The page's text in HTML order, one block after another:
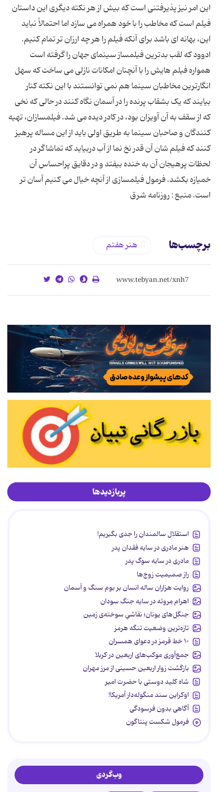
این امر نیز پذیرفتنی است که بیش از هر نکته دیگری این داستان
فیلم است که مخاطب را با خود همراه می سازد اما احتمالاً نباید
این، بهانه ای باشد برای آنکه فیلم را هر چه ارزان تر تمام کنیم.
ادوود که لقب بدترین فیلمساز سینمای جهان را گرفته است
همواره فیلم هایش را با آنچنان امکانات نازلی می ساخت که سهل
انگارترین مخاطبان سینما هم نمی توانستند با این نکته کنار
بیایند که یک بشقاب پرنده را در آسمان نگاه کنند در حالی که نخی
که از سقف به آن آویزان بود، در کادر دیده می شد. فیلمسازان، تهیه
کنندگان و صاحبان سینما به طریق اولی باید از این مساله پرهیز
کنند که فیلم شان آن قدر نخ نما از آب دربیاید که تماشاگر در
لحظات پرهیجان آن به خنده بیفتد و در دقایق پراحساس آن
خمیازه بکشد. فرمول فیلمسازی از آنچه خیال می کنیم آسان تر
است. منبع : روزنامه شرق
برچسب‌ها هنر هفتم
پربازدیدها
استقلال سالمندان را جدی بگیریم!
هنر مادری در سایه‌ فقدان پدر
مادری در سایه سوگ پدر
راز صمیمیت زوج‌ها
روایت هزاران ساله انسان بر بوم سنگ و آسمان
اهرام مِروئه در سایه جنگ سودان
جنگل‌های یونان؛ نقاشیِ سوخته‌ی زمین
تازه‌ترین وضعیت تنگه هرمز
۱۰ خط قرمز در دعوای همسران
جمع‌آوری موکب‌های اربعین در کربلا
بازگشت زوار اربعین حسینی از مرز مهران
شاه کلید دوستی با حضرت امیر
اوکراین سند منگوله‌دار آمریکا!
آگاهی بدون فرسودگی
فرمول شکست پنتاگون
وب‌گردی